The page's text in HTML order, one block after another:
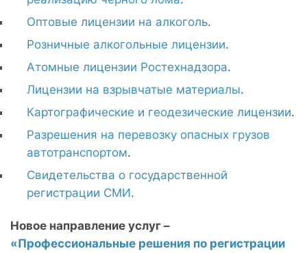
Оптовые лицензии на алкоголь.
Розничные алкогольные лицензии.
Атомные лицензии Ростехнадзора.
Лицензии на взрывчатые материалы.
Картографические и геодезические лицензии.
Разрешения на перевозку опасных грузов
автотранспортом.
Свидетельства о государственной
регистрации СМИ.
Новое направление услуг –
«Профессиональные решения по регистрации